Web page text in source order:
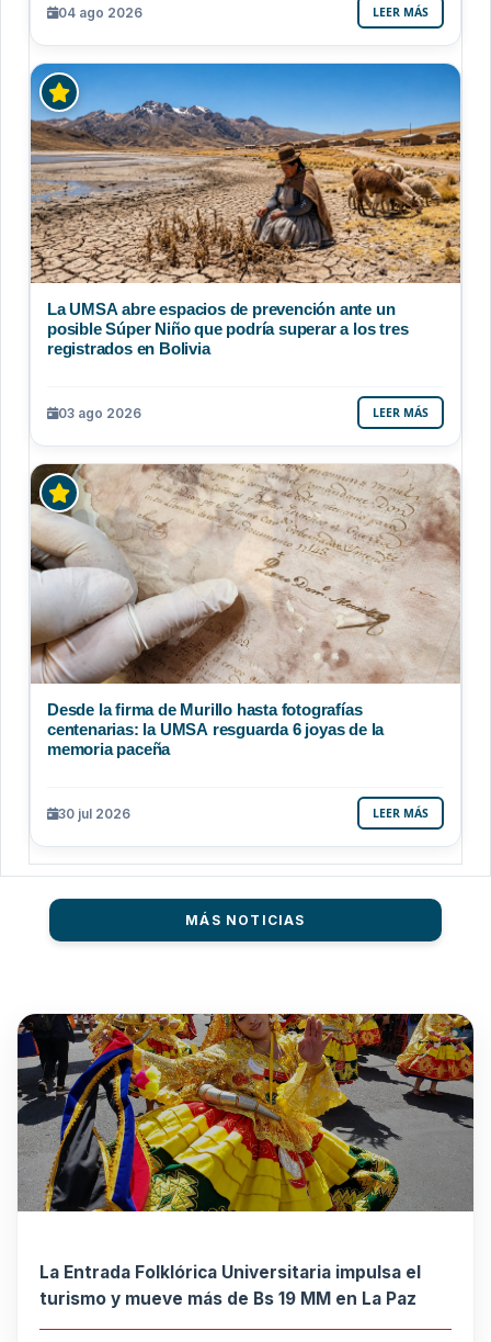
04 ago 2026 LEER MÁS
La UMSA abre espacios de prevención ante un
posible Súper Niño que podría superar a los tres
registrados en Bolivia
03 ago 2026 LEER MÁS
Desde la firma de Murillo hasta fotografías
centenarias: la UMSA resguarda 6 joyas de la
memoria paceña
30 jul 2026 LEER MÁS
MÁS NOTICIAS
La Entrada Folklórica Universitaria impulsa el
turismo y mueve más de Bs 19 MM en La Paz